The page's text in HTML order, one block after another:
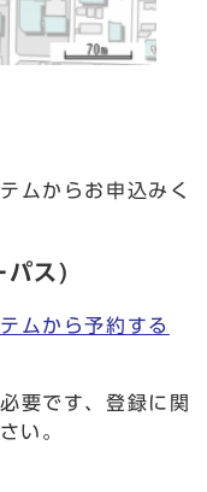
ムからお申込みく
パス)
ムから予約する
要です、登録に関
い。